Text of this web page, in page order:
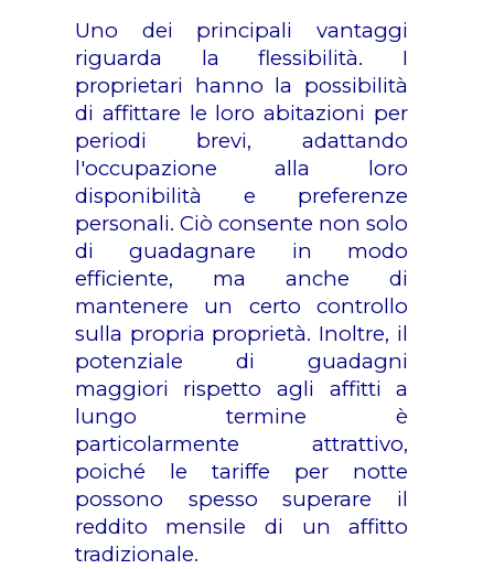
Uno dei principali vantaggi
riguarda la flessibilità. I
proprietari hanno la possibilità
di affittare le loro abitazioni per
periodi brevi, adattando
l'occupazione alla loro
disponibilità e preferenze
personali. Ciò consente non solo
di guadagnare in modo
efficiente, ma anche di
mantenere un certo controllo
sulla propria proprietà. Inoltre, il
potenziale di guadagni
maggiori rispetto agli affitti a
lungo termine è
particolarmente attrattivo,
poiché le tariffe per notte
possono spesso superare il
reddito mensile di un affitto
tradizionale.